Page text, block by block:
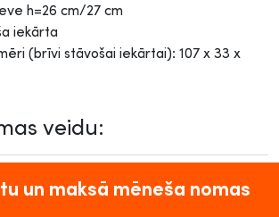
h=26 cm/27 cm
iekārta
(brīvi stāvošai iekārtai): 107 x 33 x
veidu:
un maksā mēneša nomas